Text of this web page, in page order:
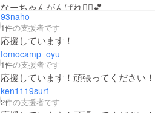
なーちゃんがんばれ🙋‍♀️💕
93naho
1件の支援者です
応援しています！
tomocamp_oyu
1件の支援者です
応援しています！頑張ってください！
ken1119surf
2件の支援者です